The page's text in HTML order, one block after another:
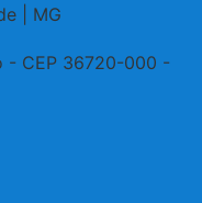
| MG
- CEP 36720-000 -